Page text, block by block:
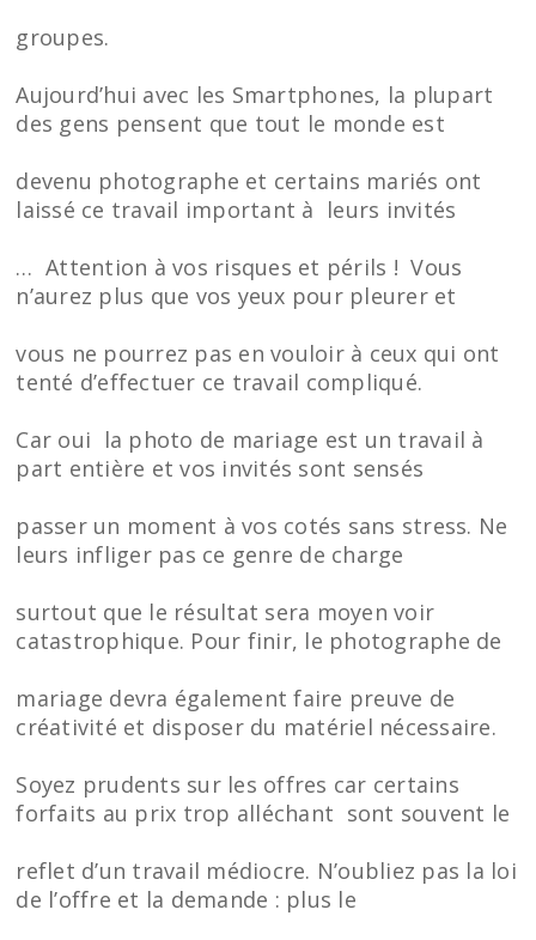
groupes.
Aujourd’hui avec les Smartphones, la plupart
des gens pensent que tout le monde est
devenu photographe et certains mariés ont
laissé ce travail important à leurs invités
… Attention à vos risques et périls ! Vous
n’aurez plus que vos yeux pour pleurer et
vous ne pourrez pas en vouloir à ceux qui ont
tenté d’effectuer ce travail compliqué.
Car oui la photo de mariage est un travail à
part entière et vos invités sont sensés
passer un moment à vos cotés sans stress. Ne
leurs infliger pas ce genre de charge
surtout que le résultat sera moyen voir
catastrophique. Pour finir, le photographe de
mariage devra également faire preuve de
créativité et disposer du matériel nécessaire.
Soyez prudents sur les offres car certains
forfaits au prix trop alléchant sont souvent le
reflet d’un travail médiocre. N’oubliez pas la loi
de l’offre et la demande : plus le